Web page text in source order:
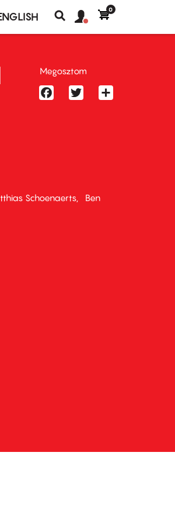
Keresés
fiók
Felhasználói
0
Schoenaerts
Ben
Megosztom
FacebookTwitter